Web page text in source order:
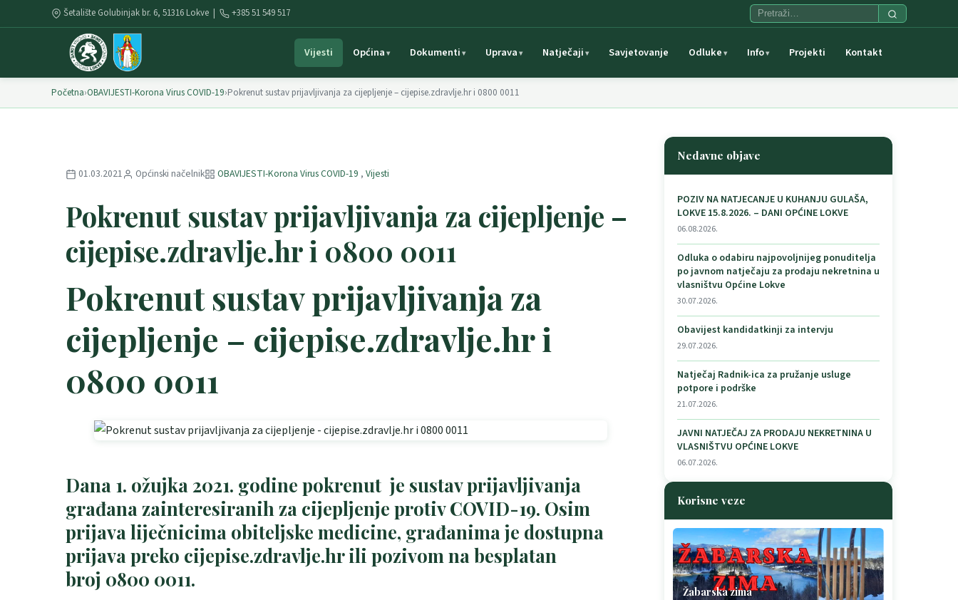
Šetalište Golubinjak br. 6, 51316 Lokve | +385 51 549 517
Vijesti Općina Dokumenti Uprava Natječaji Savjetovanje Odluke Info Projekti Kontakt
Početna›OBAVIJESTI-Korona Virus COVID-19›Pokrenut sustav prijavljivanja za cijepljenje – cijepise.zdravlje.hr i 0800 0011
01.03.2021 Općinski načelnik OBAVIJESTI-Korona Virus COVID-19 , Vijesti
Pokrenut sustav prijavljivanja za cijepljenje –
cijepise.zdravlje.hr i 0800 0011
Pokrenut sustav prijavljivanja za
cijepljenje – cijepise.zdravlje.hr i
0800 0011
Dana 1. ožujka 2021. godine pokrenut je sustav prijavljivanja
građana zainteresiranih za cijepljenje protiv COVID-19. Osim
prijava liječnicima obiteljske medicine, građanima je dostupna
prijava preko cijepise.zdravlje.hrili pozivom na besplatan
broj 0800 0011.
Nedavne objave
POZIV NA NATJECANJE U KUHANJU GULAŠA,
LOKVE 15.8.2026. – DANI OPĆINE LOKVE
06.08.2026.
Odluka o odabiru najpovoljnijeg ponuditelja
po javnom natječaju za prodaju nekretnina u
vlasništvu Općine Lokve
30.07.2026.
Obavijest kandidatkinji za intervju
29.07.2026.
Natječaj Radnik-ica za pružanje usluge
potpore i podrške
21.07.2026.
JAVNI NATJEČAJ ZA PRODAJU NEKRETNINA U
VLASNIŠTVU OPĆINE LOKVE
06.07.2026.
Korisne veze
Žabarska zima